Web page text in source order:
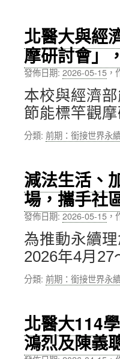
北醫大與經
摩研討會」
發佈日期:2026-05-15，
本校與經濟
節能標竿觀
分類: 前期：銜接世界永
減法生活、
場，攜手社
發佈日期:2026-05-15，
為推動永續
2026年4月
分類: 前期：銜接世界永
北醫大114
鴻烈及陳義